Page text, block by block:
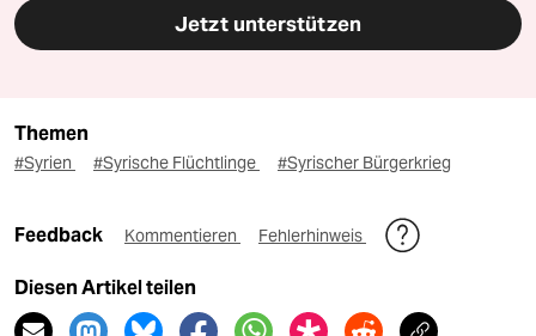
Jetzt unterstützen
Themen
#Syrien #Syrische Flüchtlinge #Syrischer Bürgerkrieg
Feedback Kommentieren Fehlerhinweis
Diesen Artikel teilen